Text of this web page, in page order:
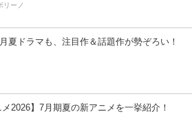
リーノ
夏ドラマも、注目作＆話題作が勢ぞろい！
メ2026】7月期夏の新アニメを一挙紹介！